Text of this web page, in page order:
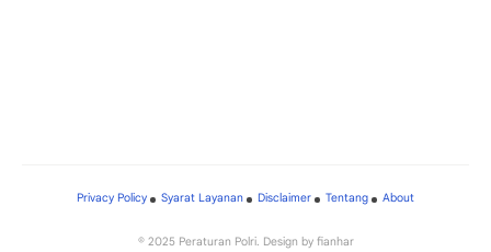
Privacy Policy Syarat Layanan Disclaimer Tentang About
© 2025 Peraturan Polri. Design by fianhar